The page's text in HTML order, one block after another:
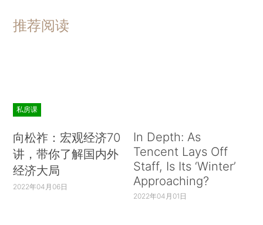
推荐阅读
私房课
向松祚：宏观经济70
讲，带你了解国内外
经济大局
2022年04月06日
In Depth: As
Tencent Lays Off
Staff, Is Its ‘Winter’
Approaching?
2022年04月01日